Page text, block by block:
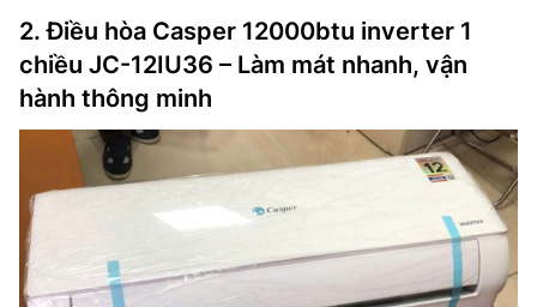
2. Điều hòa Casper 12000btu inverter 1
chiều JC-12IU36 – Làm mát nhanh, vận
hành thông minh